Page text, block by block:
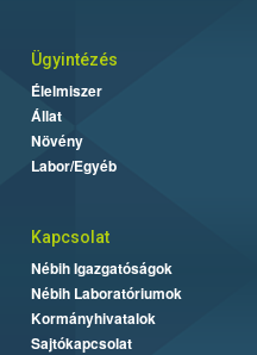
Ügyintézés
Élelmiszer
Állat
Növény
Labor/Egyéb
Kapcsolat
Nébih Igazgatóságok
Nébih Laboratóriumok
Kormányhivatalok
Sajtókapcsolat